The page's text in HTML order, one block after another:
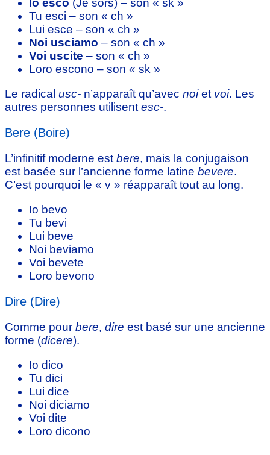
Io esco (Je sors) – son « sk »
Tu esci – son « ch »
Lui esce – son « ch »
Noi usciamo – son « ch »
Voi uscite – son « ch »
Loro escono – son « sk »
Le radical usc- n’apparaît qu’avec noiet voi. Les
autres personnes utilisent esc-.
Bere (Boire)
L’infinitif moderne est bere, mais la conjugaison
est basée sur l’ancienne forme latine bevere.
C’est pourquoi le « v » réapparaît tout au long.
Io bevo
Tu bevi
Lui beve
Noi beviamo
Voi bevete
Loro bevono
Dire (Dire)
Comme pour bere, dire est basé sur une ancienne
forme (dicere).
Io dico
Tu dici
Lui dice
Noi diciamo
Voi dite
Loro dicono